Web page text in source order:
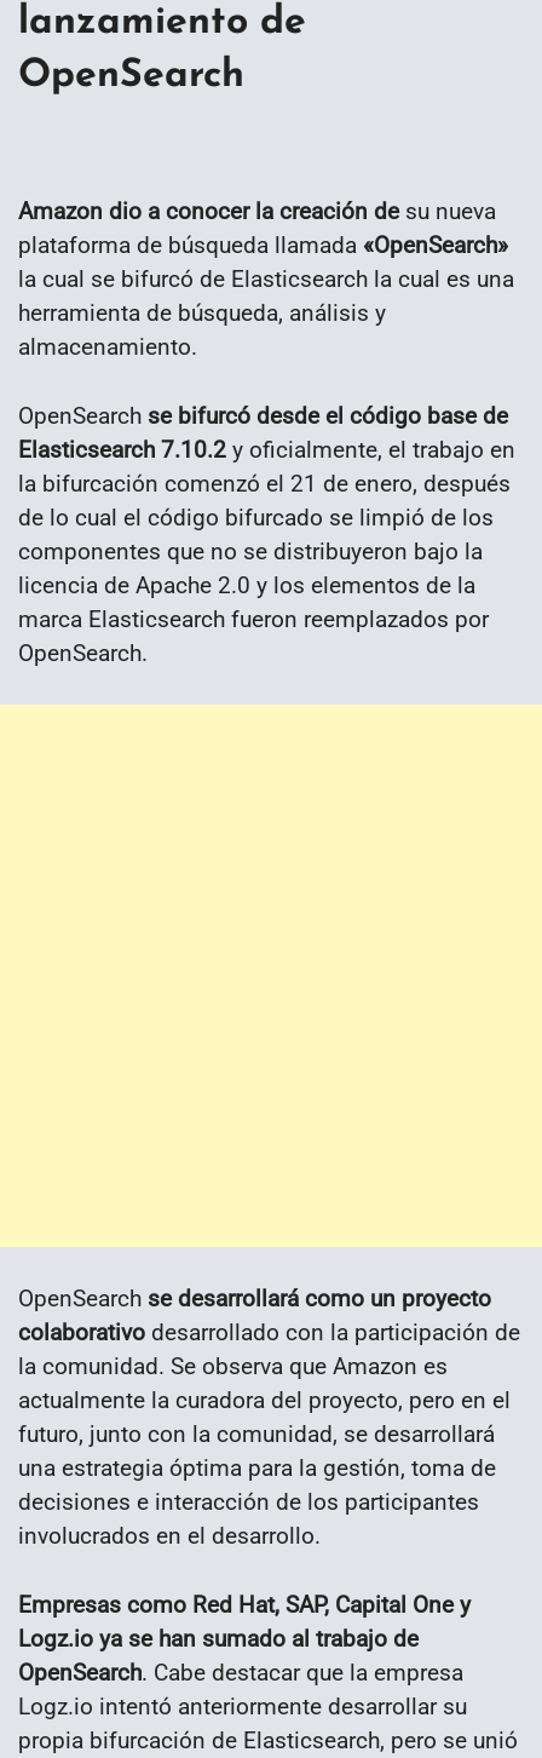
lanzamiento de
OpenSearch
Amazon dio a conocer la creación desu nueva
plataforma de búsqueda llamada «OpenSearch»
la cual se bifurcó de Elasticsearch la cual es una
herramienta de búsqueda, análisis y
almacenamiento.
OpenSearch se bifurcó desde el código base de
Elasticsearch 7.10.2 y oficialmente, el trabajo en
la bifurcación comenzó el 21 de enero, después
de lo cual el código bifurcado se limpió de los
componentes que no se distribuyeron bajo la
licencia de Apache 2.0 y los elementos de la
marca Elasticsearch fueron reemplazados por
OpenSearch.
OpenSearch se desarrollará como un proyecto
colaborativo desarrollado con la participación de
la comunidad. Se observa que Amazon es
actualmente la curadora del proyecto, pero en el
futuro, junto con la comunidad, se desarrollará
una estrategia óptima para la gestión, toma de
decisiones e interacción de los participantes
involucrados en el desarrollo.
Empresas como Red Hat, SAP, Capital One y
Logz.io ya se han sumado al trabajo de
OpenSearch. Cabe destacar que la empresa
Logz.io intentó anteriormente desarrollar su
propia bifurcación de Elasticsearch, pero se unió